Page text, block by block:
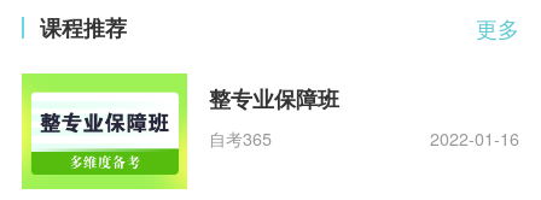
更多
课程推荐
整专业保障班
自考365 2022-01-16